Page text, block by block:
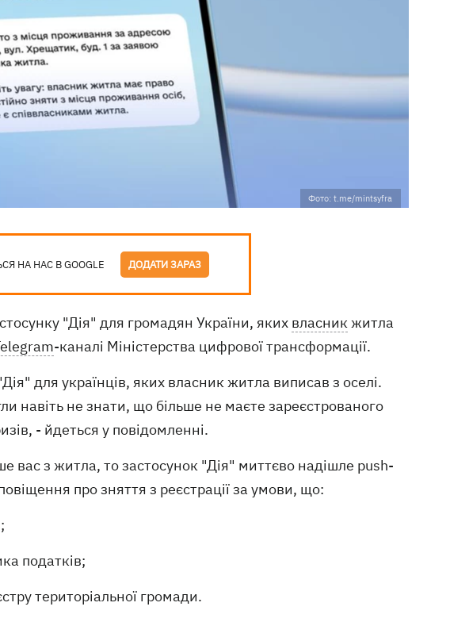
Фото: t.me/mintsyfra
НА НАС В GOOGLE ДОДАТИ ЗАРАЗ
"Дія" для громадян України, яких власникжитла
-каналі Міністерства цифрової трансформації.
для українців, яких власник житла виписав з оселі.
навіть не знати, що більше не маєте зареєстрованого
- йдеться у повідомленні.
вас з житла, то застосунок "Дія" миттєво надішле push-
про зняття з реєстрації за умови, що:
податків;
територіальної громади.